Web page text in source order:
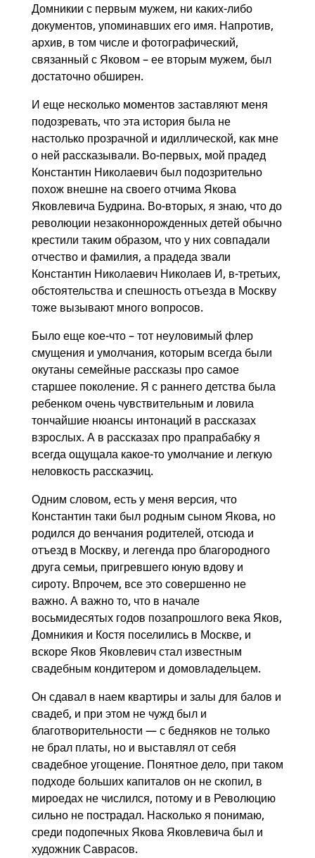
Домникии с первым мужем, ни каких-либо
документов, упоминавших его имя. Напротив,
архив, в том числе и фотографический,
связанный с Яковом – ее вторым мужем, был
достаточно обширен.
И еще несколько моментов заставляют меня
подозревать, что эта история была не
настолько прозрачной и идиллической, как мне
о ней рассказывали. Во-первых, мой прадед
Константин Николаевич был подозрительно
похож внешне на своего отчима Якова
Яковлевича Будрина. Во-вторых, я знаю, что до
революции незаконнорожденных детей обычно
крестили таким образом, что у них совпадали
отчество и фамилия, а прадеда звали
Константин Николаевич Николаев И, в-третьих,
обстоятельства и спешность отъезда в Москву
тоже вызывают много вопросов.
Было еще кое-что – тот неуловимый флер
смущения и умолчания, которым всегда были
окутаны семейные рассказы про самое
старшее поколение. Я с раннего детства была
ребенком очень чувствительным и ловила
тончайшие нюансы интонаций в рассказах
взрослых. А в рассказах про прапрабабку я
всегда ощущала какое-то умолчание и легкую
неловкость рассказчиц.
Одним словом, есть у меня версия, что
Константин таки был родным сыном Якова, но
родился до венчания родителей, отсюда и
отъезд в Москву, и легенда про благородного
друга семьи, пригревшего юную вдову и
сироту. Впрочем, все это совершенно не
важно. А важно то, что в начале
восьмидесятых годов позапрошлого века Яков,
Домникия и Костя поселились в Москве, и
вскоре Яков Яковлевич стал известным
свадебным кондитером и домовладельцем.
Он сдавал в наем квартиры и залы для балов и
свадеб, и при этом не чужд был и
благотворительности — с бедняков не только
не брал платы, но и выставлял от себя
свадебное угощение. Понятное дело, при таком
подходе больших капиталов он не скопил, в
мироедах не числился, потому и в Революцию
сильно не пострадал. Насколько я понимаю,
среди подопечных Якова Яковлевича был и
художник Саврасов.